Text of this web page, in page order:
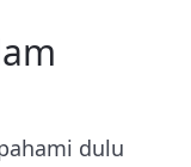
dulu